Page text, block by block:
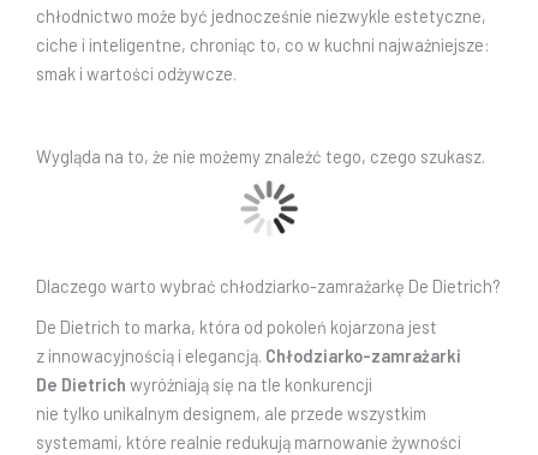
chłodnictwo może być jednocześnie niezwykle estetyczne,
ciche i inteligentne, chroniąc to, co w kuchni najważniejsze:
smak i wartości odżywcze.
Wygląda na to, że nie możemy znaleźć tego, czego szukasz.
Dlaczego warto wybrać chłodziarko-zamrażarkę De Dietrich?
De Dietrich to marka, która od pokoleń kojarzona jest
z innowacyjnością i elegancją. Chłodziarko-zamrażarki
De Dietrich wyróżniają się na tle konkurencji
nie tylko unikalnym designem, ale przede wszystkim
systemami, które realnie redukują marnowanie żywności